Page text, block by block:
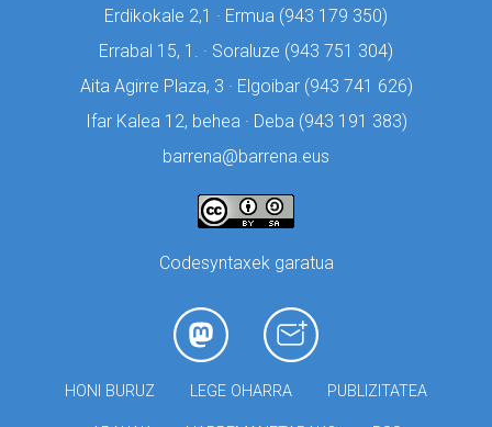
Erdikokale 2,1 · Ermua (943 179 350)
Errabal 15, 1. · Soraluze (943 751 304)
Aita Agirre Plaza, 3 · Elgoibar (943 741 626)
Ifar Kalea 12, behea · Deba (943 191 383)
barrena@barrena.eus
Codesyntaxek garatua
HONI BURUZ LEGE OHARRA PUBLIZITATEA